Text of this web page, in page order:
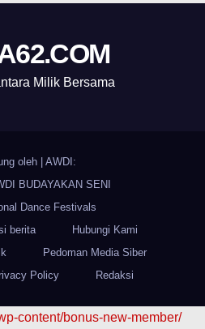
Milik Bersama
oleh
AWDI:
BUDAYAKAN SENI
Dance Festivals
berita
Hubungi Kami
Pedoman Media Siber
Policy Redaksi
content/bonus-new-member/